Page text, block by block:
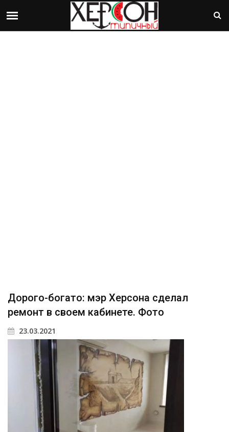
Дорого-богато: мэр Херсона сделал
ремонт в своем кабинете. Фото
23.03.2021